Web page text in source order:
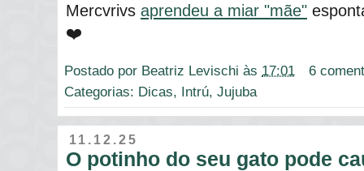
Mercvrivs aprendeu a miar "mãe"
❤️
Postado por Beatriz Levischi às 17:01
6
Categorias: Dicas, Intrú, Jujuba
11.12.25
O potinho do seu gato pode